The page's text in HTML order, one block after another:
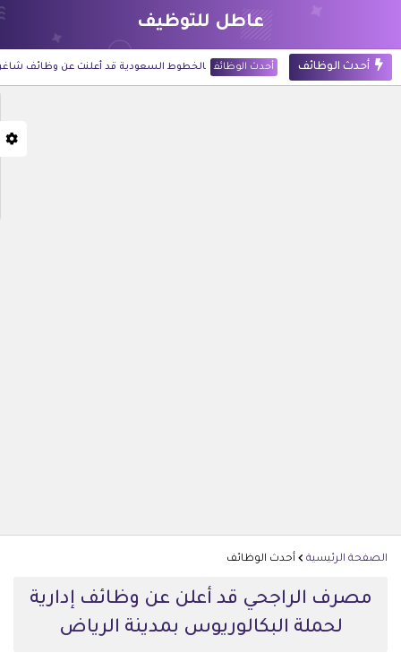
عاطل للتوظيف
أحدث الوظائف الخطوط السعودية قد أعلنت عن وظائف شاغرة أحدث الوظائف
الصفحة الرئيسية أحدث الوظائف
مصرف الراجحي قد أعلن عن وظائف إدارية
لحملة البكالوريوس بمدينة الرياض